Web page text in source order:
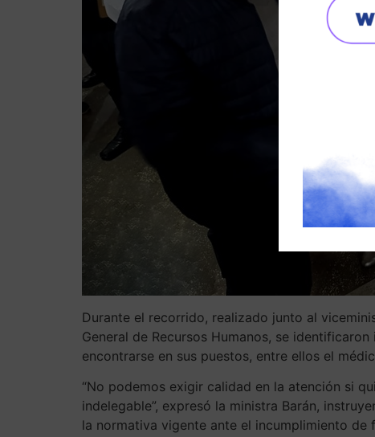
Durante el recorrido, realizado junto al
General de Recursos Humanos, se
encontrarse en sus puestos, entre ellos el
“No podemos exigir calidad en la atención si
indelegable”, expresó la ministra Barán,
la normativa vigente ante el incumplimiento de